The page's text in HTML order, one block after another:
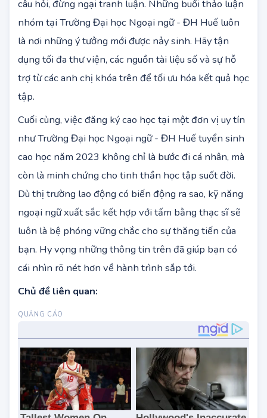
còn sự chủ động nằm ở chính bạn. Đừng ngại đặt
câu hỏi, đừng ngại tranh luận. Những buổi thảo luận
nhóm tại Trường Đại học Ngoại ngữ - ĐH Huế luôn
là nơi những ý tưởng mới được nảy sinh. Hãy tận
dụng tối đa thư viện, các nguồn tài liệu số và sự hỗ
trợ từ các anh chị khóa trên để tối ưu hóa kết quả học
tập.
Cuối cùng, việc đăng ký cao học tại một đơn vị uy tín
như Trường Đại học Ngoại ngữ - ĐH Huế tuyển sinh
cao học năm 2023 không chỉ là bước đi cá nhân, mà
còn là minh chứng cho tinh thần học tập suốt đời.
Dù thị trường lao động có biến động ra sao, kỹ năng
ngoại ngữ xuất sắc kết hợp với tấm bằng thạc sĩ sẽ
luôn là bệ phóng vững chắc cho sự thăng tiến của
bạn. Hy vọng những thông tin trên đã giúp bạn có
cái nhìn rõ nét hơn về hành trình sắp tới.
Chủ đề liên quan: